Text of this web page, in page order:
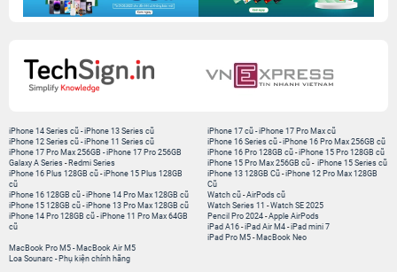
iPhone 14 Series cũ -iPhone 13 Series cũ
iPhone 12 Series cũ -iPhone 11 Series cũ
iPhone 17 Pro Max 256GB -iPhone 17 Pro 256GB
Galaxy A Series - Redmi Series
iPhone 17 cũ -iPhone 17 Pro Max cũ
iPhone 16 Series cũ - iPhone 16 Pro Max 256GB cũ
iPhone 16 Pro 128GB cũ -iPhone 15 Pro 128GB cũ
iPhone 15 Pro Max 256GB cũ - iPhone 15 Series cũ
iPhone 16 Plus 128GB cũ -iPhone 15 Plus 128GB
cũ
iPhone 16 128GB cũ -iPhone 14 Pro Max 128GB cũ
iPhone 15 128GB cũ -iPhone 13 Pro Max 128GB cũ
iPhone 14 Pro 128GB cũ -iPhone 11 Pro Max 64GB
cũ
iPhone 13 128GB Cũ -iPhone 12 Pro Max 128GB
Cũ
Watch cũ -AirPods cũ
Watch Series 11 -Watch SE 2025
Pencil Pro 2024 -Apple AirPods
iPad A16 -iPad Air M4 -iPad mini 7
iPad Pro M5 - MacBook Neo
MacBook Pro M5 - MacBook Air M5
Loa Sounarc - Phụ kiện chính hãng